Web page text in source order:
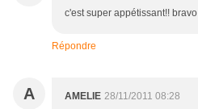
c'est super appétissant!! bravo
Répondre
A AMELIE 28/11/2011 08:28